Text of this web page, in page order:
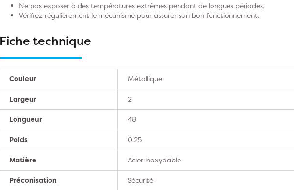
Ne pas exposer à des températures extrêmes pendant de longues périodes.
Vérifiez régulièrement le mécanisme pour assurer son bon fonctionnement.
Fiche technique
Couleur Métallique
Largeur 2
Longueur 48
Poids 0.25
Matière Acier inoxydable
Préconisation Sécurité